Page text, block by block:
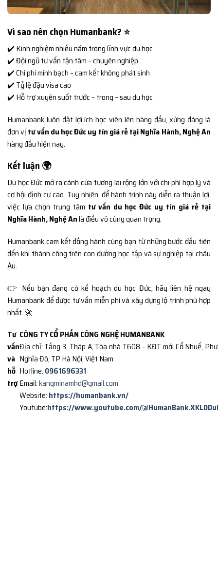
Vì sao nên chọn Humanbank? ⭐
✔️ Kinh nghiệm nhiều năm trong lĩnh vực du học
✔️ Đội ngũ tư vấn tận tâm – chuyên nghiệp
✔️ Chi phí minh bạch – cam kết không phát sinh
✔️ Tỷ lệ đậu visa cao
✔️ Hỗ trợ xuyên suốt trước – trong – sau du học
Humanbank luôn đặt lợi ích học viên lên hàng đầu, xứng đáng là
đơn vị tư vấn du học Đức uy tín giá rẻ tại Nghĩa Hành, Nghệ An
hàng đầu hiện nay.
Kết luận 🌍
Du học Đức mở ra cánh cửa tương lai rộng lớn với chi phí hợp lý và
cơ hội định cư cao. Tuy nhiên, để hành trình này diễn ra thuận lợi,
việc lựa chọn trung tâm tư vấn du học Đức uy tín giá rẻ tại
Nghĩa Hành, Nghệ Anlà điều vô cùng quan trọng.
Humanbank cam kết đồng hành cùng bạn từ những bước đầu tiên
đến khi thành công trên con đường học tập và sự nghiệp tại châu
Âu.
👉 Nếu bạn đang có kế hoạch du học Đức, hãy liên hệ ngay
Humanbank để được tư vấn miễn phí và xây dựng lộ trình phù hợp
nhất. 🚀
Tư
vấn
và
hỗ
trợ
CÔNG TY CỔ PHẦN CÔNG NGHỆ HUMANBANK
Địa chỉ: Tầng 3, Tháp A, Tòa nhà T608 – KĐT mới Cổ Nhuế,
Nghĩa Đô, TP Hà Nội, Việt Nam
Hotline: 0961696331
Email:kangminamhd@gmail.com
Website: https://humanbank.vn/
Youtube:https://www.youtube.com/